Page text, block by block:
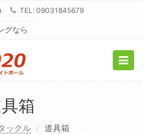
TEL: 09031845679
グなら
箱
ックル 道具箱